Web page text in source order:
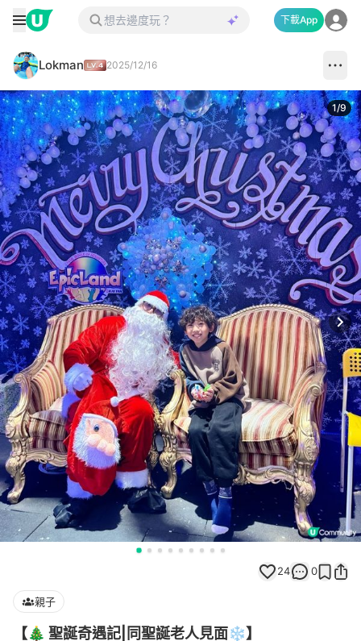
下載App
Lokman 2025/12/16
1/9
24 0
親子
【🎄 聖誕奇遇記|同聖誕老人見面❄️】